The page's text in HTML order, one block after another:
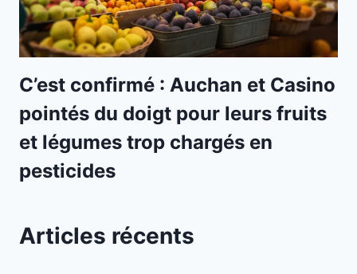
C’est confirmé : Auchan et Casino
pointés du doigt pour leurs fruits
et légumes trop chargés en
pesticides
Articles récents